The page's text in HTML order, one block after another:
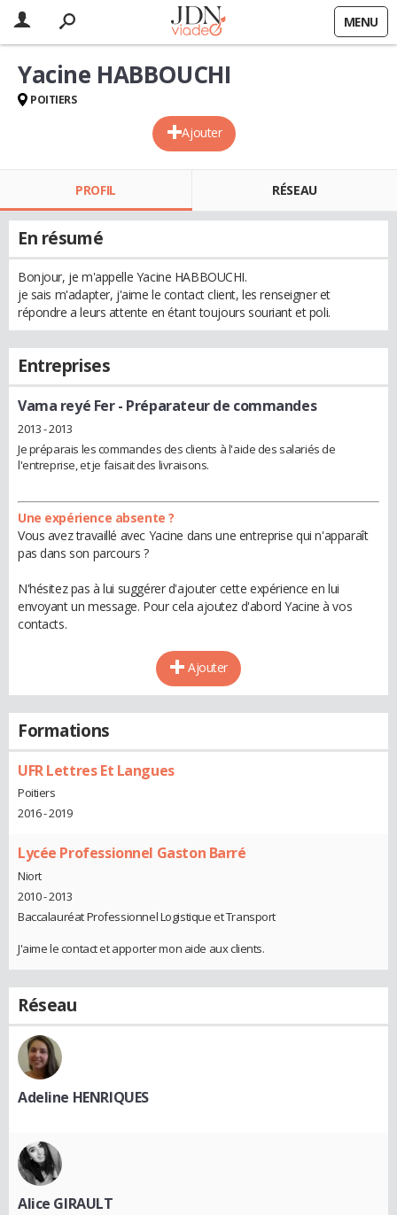
MENU
Ajouter
Yacine HABBOUCHI
POITIERS
PROFIL RÉSEAU
En résumé
Bonjour, je m'appelle Yacine HABBOUCHI.
je sais m'adapter, j'aime le contact client, les renseigner et
répondre a leurs attente en étant toujours souriant et poli.
Entreprises
Vama reyé Fer- Préparateur de commandes
2013 - 2013
Je préparais les commandes des clients à l'aide des salariés de
l'entreprise, et je faisait des livraisons.
Une expérience absente ?
Vous avez travaillé avec Yacine dans une entreprise qui n'apparaît
pas dans son parcours ?
N'hésitez pas à lui suggérer d'ajouter cette expérience en lui
envoyant un message. Pour cela ajoutez d'abord Yacine à vos
contacts.
Ajouter
Formations
UFR Lettres Et Langues
Poitiers
2016 - 2019
Lycée Professionnel Gaston Barré
Niort
2010 - 2013
Baccalauréat Professionnel Logistique et Transport
J'aime le contact et apporter mon aide aux clients.
Réseau
Adeline HENRIQUES
Alice GIRAULT